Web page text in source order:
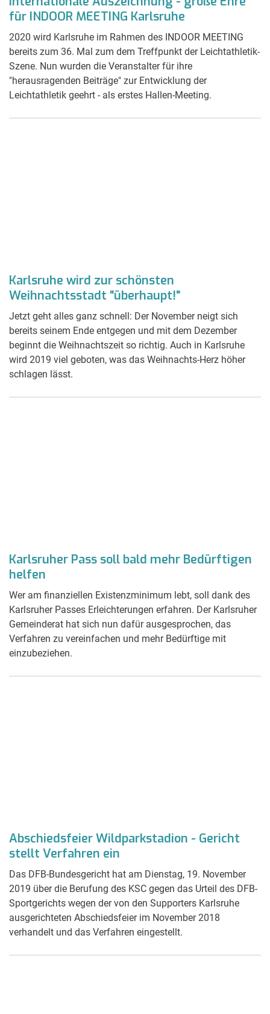
für INDOOR MEETING Karlsruhe
2020 wird Karlsruhe im Rahmen des INDOOR MEETING
bereits zum 36. Mal zum dem Treffpunkt der Leichtathletik-
Szene. Nun wurden die Veranstalter für ihre
"herausragenden Beiträge" zur Entwicklung der
Leichtathletik geehrt - als erstes Hallen-Meeting.
Karlsruhe wird zur schönsten
Weihnachtsstadt "überhaupt!"
Jetzt geht alles ganz schnell: Der November neigt sich
bereits seinem Ende entgegen und mit dem Dezember
beginnt die Weihnachtszeit so richtig. Auch in Karlsruhe
wird 2019 viel geboten, was das Weihnachts-Herz höher
schlagen lässt.
Karlsruher Pass soll bald mehr Bedürftigen
helfen
Wer am finanziellen Existenzminimum lebt, soll dank des
Karlsruher Passes Erleichterungen erfahren. Der Karlsruher
Gemeinderat hat sich nun dafür ausgesprochen, das
Verfahren zu vereinfachen und mehr Bedürftige mit
einzubeziehen.
Abschiedsfeier Wildparkstadion - Gericht
stellt Verfahren ein
Das DFB-Bundesgericht hat am Dienstag, 19. November
2019 über die Berufung des KSC gegen das Urteil des DFB-
Sportgerichts wegen der von den Supporters Karlsruhe
ausgerichteten Abschiedsfeier im November 2018
verhandelt und das Verfahren eingestellt.